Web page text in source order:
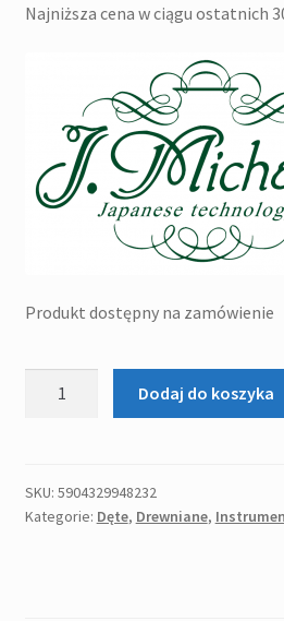
Najniższa cena w ciągu ostatnich
Produkt dostępny na zamówienie
1100AGL
SAKSOFON
Dodaj do koszyka
SKU: 5904329948232
Kategorie: Dęte, Drewniane,